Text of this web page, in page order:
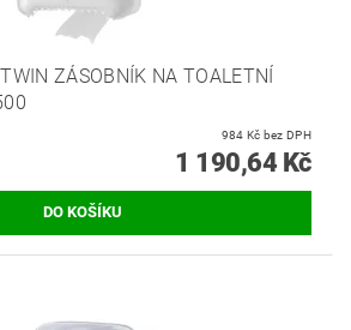
ZÁSOBNÍK NA TOALETNÍ
984 Kč bez DPH
1 190,64 Kč